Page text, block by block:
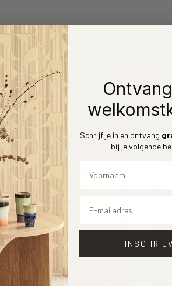
Schrijf je in en ontvang
bij je volgende